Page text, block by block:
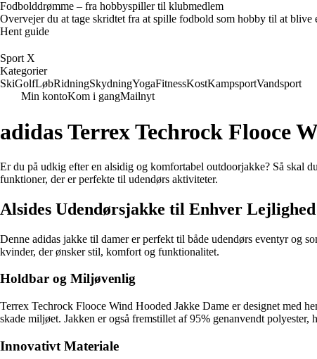
Fodbolddrømme – fra hobbyspiller til klubmedlem
Overvejer du at tage skridtet fra at spille fodbold som hobby til at
Hent guide
Sport X
Kategorier
SkiGolfLøbRidningSkydningYogaFitnessKostKampsportVandsport
Min kontoKom i gangMailnyt
adidas Terrex Techrock Flooce
Er du på udkig efter en alsidig og komfortabel outdoorjakke? Så skal
funktioner, der er perfekte til udendørs aktiviteter.
Alsides Udendørsjakke til Enhver Lejlighed
Denne adidas jakke til damer er perfekt til både udendørs eventyr og
kvinder, der ønsker stil, komfort og funktionalitet.
Holdbar og Miljøvenlig
Terrex Techrock Flooce Wind Hooded Jakke Dame er designet med
skade miljøet. Jakken er også fremstillet af 95% genanvendt
Innovativt Materiale